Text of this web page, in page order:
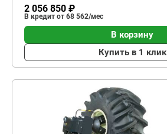
2 056 850 ₽
В кредит от 68 562/мес
В корзину
Купить в 1 клик